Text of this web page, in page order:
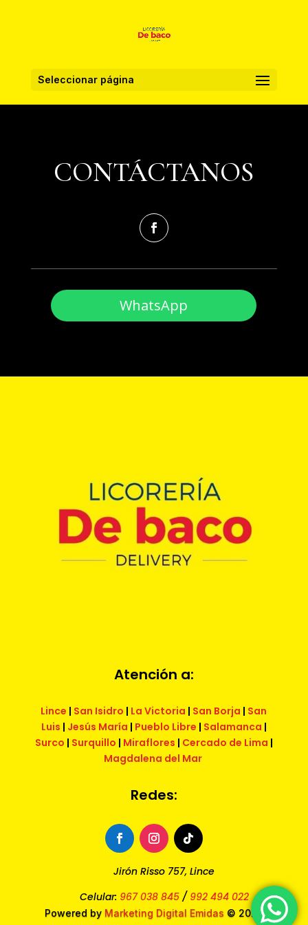
Seleccionar página
CONTÁCTANOS
WhatsApp
Atención a:
Lince | San Isidro | La Victoria | San Borja | San
Luis | Jesús María | Pueblo Libre | Salamanca |
Surco | Surquillo | Miraflores | Cercado de Lima |
Magdalena del Mar
Redes:
Jirón Risso 757, Lince
Celular: 967 038 845/ 992 494 022
Powered by Marketing Digital Emidas © 2025